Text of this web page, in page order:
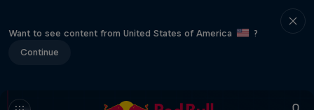
Want to see content from United States of America
?
Continue